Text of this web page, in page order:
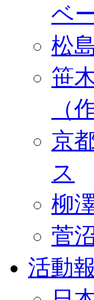
ベ
松
笹
（
京
ス
柳
菅
活動